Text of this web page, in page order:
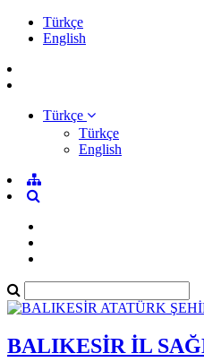
Türkçe
English
Türkçe
Türkçe
English
BALIKESİR İL